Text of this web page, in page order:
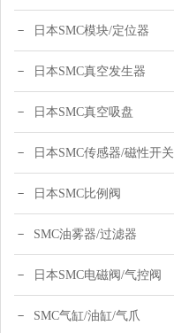
日本SMC模块/定位器
日本SMC真空发生器
日本SMC真空吸盘
日本SMC传感器/磁性开关
日本SMC比例阀
SMC油雾器/过滤器
日本SMC电磁阀/气控阀
SMC气缸/油缸/气爪